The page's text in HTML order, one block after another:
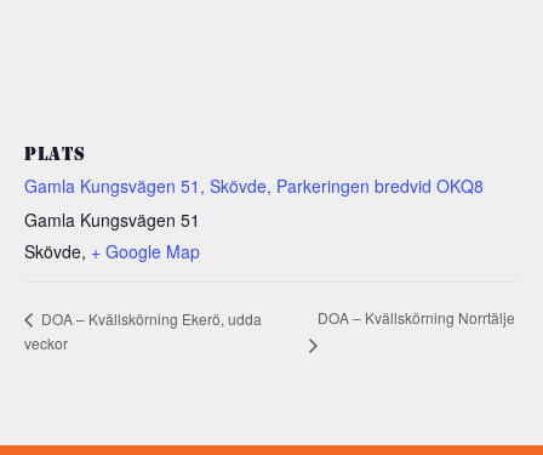
PLATS
Gamla Kungsvägen 51, Skövde, Parkeringen bredvid OKQ8
Gamla Kungsvägen 51
Skövde, + Google Map
DOA – Kvällskörning Ekerö, udda
veckor
DOA – Kvällskörning Norrtälje